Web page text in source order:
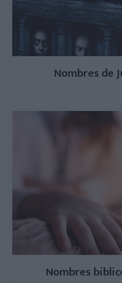
Nombres de
Nombres